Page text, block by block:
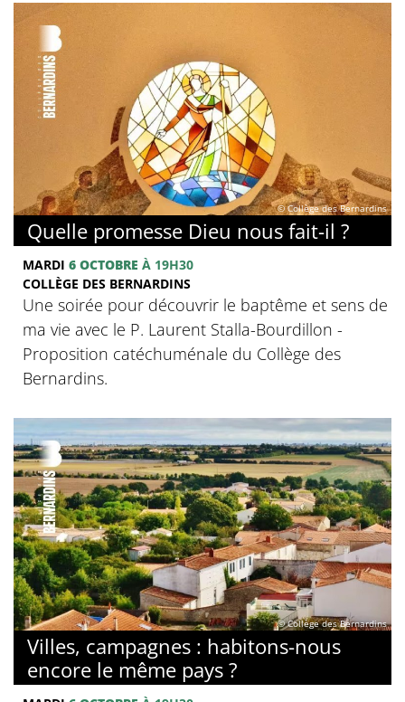
© Collège des Bernardins
Quelle promesse Dieu nous fait-il ?
MARDI 6 OCTOBRE À 19H30
COLLÈGE DES BERNARDINS
Une soirée pour découvrir le baptême et sens de
ma vie avec le P. Laurent Stalla-Bourdillon -
Proposition catéchuménale du Collège des
Bernardins.
© Collège des Bernardins
Villes, campagnes : habitons-nous
encore le même pays ?